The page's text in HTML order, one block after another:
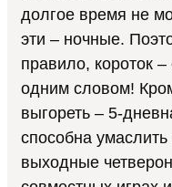
долгое время не
эти – ночные.
правило, короток
одним словом!
выгореть – 5-
способна
выходные